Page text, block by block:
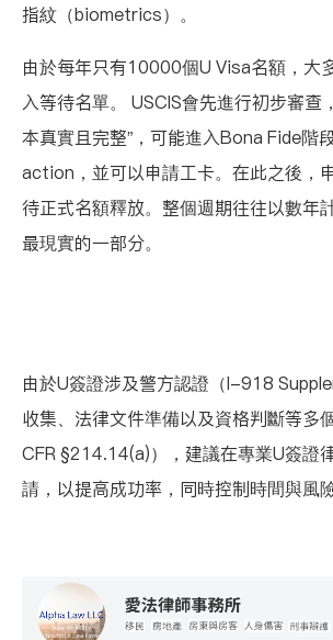
指紋（biometrics）。
由於每年只有10000個U Visa名額 ，大
入等待名單。 USCIS會先進行初步審查
本真實且完整”，可能進入Bona Fide階
action，並可以申請工卡。在此之後，
待正式名額釋放。整個週期往往以數年
最現實的一部分。
由於U簽證涉及警方認證（I-918
收集、法律文件準備以及資格判斷等多
CFR §214.14(a)），建議在專業U簽證
請，以提高成功率，同時控制時間與風險